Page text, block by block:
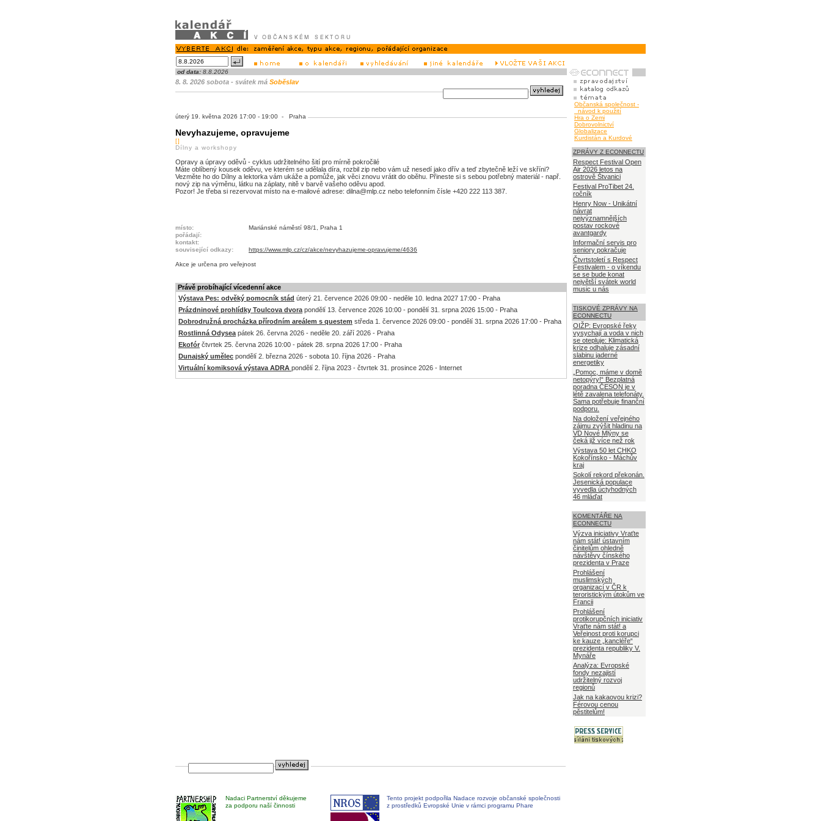
od data: 8.8.2026
8. 8. 2026 sobota - svátek má Soběslav
úterý 19. května 2026 17:00 - 19:00 - Praha
Nevyhazujeme, opravujeme
[]
Dílny a workshopy
Opravy a úpravy oděvů - cyklus udržitelného šití pro mírně pokročilé
Máte oblíbený kousek oděvu, ve kterém se udělala díra, rozbil zip nebo vám už nesedí jako dřív a teď zbytečně leží ve skříni?
Vezměte ho do Dílny a lektorka vám ukáže a pomůže, jak věci znovu vrátit do oběhu. Přineste si s sebou potřebný materiál - např.
nový zip na výměnu, látku na záplaty, nitě v barvě vašeho oděvu apod.
Pozor! Je třeba si rezervovat místo na e‑mailové adrese: dilna@mlp.cz nebo telefonním čísle +420 222 113 387.
místo:
Mariánské náměstí 98/1, Praha 1
pořádají:
kontakt:
související odkazy:
https://www.mlp.cz/cz/akce/nevyhazujeme-opravujeme/4636
Akce je určena pro veřejnost
Právě probíhající vícedenní akce
Výstava Pes: odvěký pomocník stád úterý 21. července 2026 09:00 - neděle 10. ledna 2027 17:00 - Praha
Prázdninové prohlídky Toulcova dvora pondělí 13. července 2026 10:00 - pondělí 31. srpna 2026 15:00 - Praha
Dobrodružná procházka přírodním areálem s questem středa 1. července 2026 09:00 - pondělí 31. srpna 2026 17:00 - Praha
Rostlinná Odysea pátek 26. června 2026 - neděle 20. září 2026 - Praha
Ekofór čtvrtek 25. června 2026 10:00 - pátek 28. srpna 2026 17:00 - Praha
Dunajský umělec pondělí 2. března 2026 - sobota 10. října 2026 - Praha
Virtuální komiksová výstava ADRA pondělí 2. října 2023 - čtvrtek 31. prosince 2026 - Internet
Občanská společnost -
návod k použití
Hra o Zemi
Dobrovolnictví
Globalizace
Kurdistán a Kurdové
ZPRÁVY Z ECONNECTU
Respect Festival Open
Air 2026 letos na
ostrově Štvanici
Festival ProTibet 24.
ročník
Henry Now - Unikátní
návrat
nejvýznamnějších
postav rockové
avantgardy
Informační servis pro
seniory pokračuje
Čtvrtstoletí s Respect
Festivalem - o víkendu
se se bude konat
největší svátek world
music u nás
TISKOVÉ ZPRÁVY NA
ECONNECTU
OIŽP: Evropské řeky
vysychají a voda v nich
se otepluje: Klimatická
krize odhaluje zásadní
slabinu jaderné
energetiky
„Pomoc, máme v domě
netopýry!“ Bezplatná
poradna ČESON je v
létě zavalena telefonáty.
Sama potřebuje finanční
podporu.
Na doložení veřejného
zájmu zvýšit hladinu na
VD Nové Mlýny se
čeká již více než rok
Výstava 50 let CHKO
Kokořínsko - Máchův
kraj
Sokolí rekord překonán.
Jesenická populace
vyvedla úctyhodných
46 mláďat
KOMENTÁŘE NA
ECONNECTU
Výzva iniciativy Vraťte
nám stát! ústavním
činitelům ohledně
návštěvy čínského
prezidenta v Praze
Prohlášení
muslimských
organizací v ČR k
teroristickým útokům ve
Francii
Prohlášení
protikorupčních iniciativ
Vraťte nám stát! a
Veřejnost proti korupci
ke kauze „kancléře“
prezidenta republiky V.
Mynáře
Analýza: Evropské
fondy nezajistí
udržitelný rozvoj
regionů
Jak na kakaovou krizi?
Férovou cenou
pěstitelům!
Nadaci Partnerství děkujeme
za podporu naší činnosti
Tento projekt podpořila Nadace rozvoje občanské společnosti
z prostředků Evropské Unie v rámci programu Phare